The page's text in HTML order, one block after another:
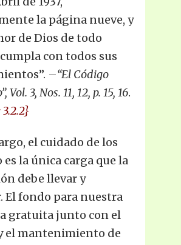
la página nueve, y
de Dios de todo
con todos sus
–“El Código
Vol. 3, Nos. 11, 12, p. 15, 16.
3.2.2}
el cuidado de los
la única carga que la
debe llevar y
El fondo para nuestra
gratuita junto con el
el mantenimiento de